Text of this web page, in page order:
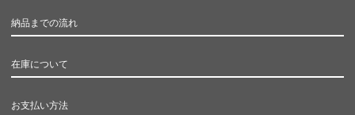
納品までの流れ
在庫について
お支払い方法